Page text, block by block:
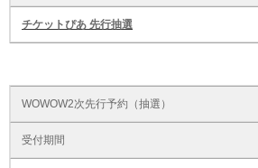
チケットぴあ 先行抽選
WOWOW2次先行予約（抽選）
受付期間